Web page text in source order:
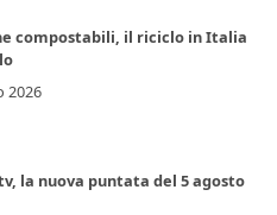
compostabili, il riciclo in Italia
2026
la nuova puntata del 5 agosto